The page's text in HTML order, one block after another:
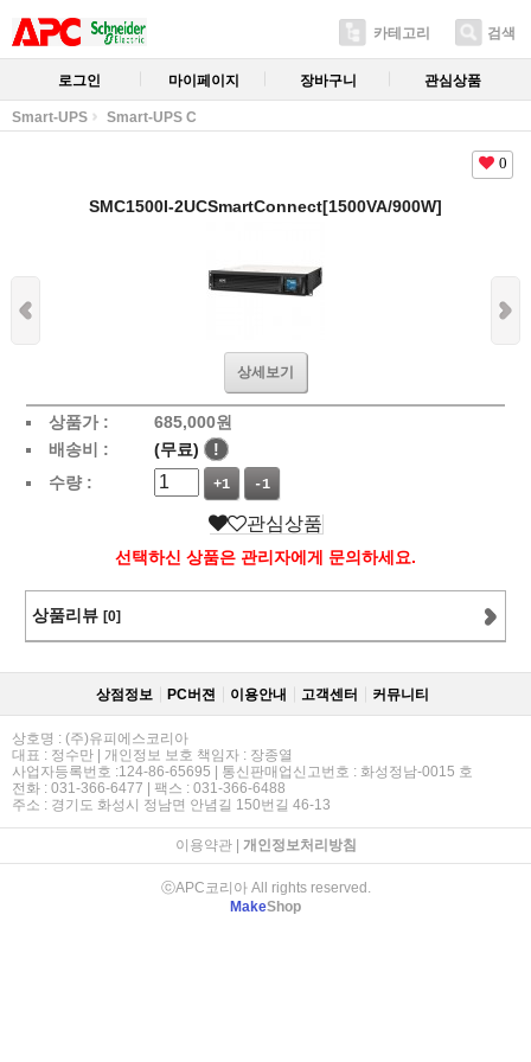
카테고리 검색
로그인 마이페이지 장바구니 관심상품
Smart-UPS Smart-UPS C
0
SMC1500I-2UCSmartConnect[1500VA/900W]
상세보기
상품가 : 685,000원
배송비 :
(무료)
!
수량 :
+1 -1
관심상품
선택하신 상품은 관리자에게 문의하세요.
상품리뷰 [0]
상점정보 PC버젼 이용안내 고객센터 커뮤니티
상호명 : (주)유피에스코리아
대표 : 정수만 | 개인정보 보호 책임자 : 장종열
사업자등록번호 :124-86-65695 | 통신판매업신고번호 : 화성정남-0015 호
전화 : 031-366-6477 | 팩스 : 031-366-6488
주소 : 경기도 화성시 정남면 안념길 150번길 46-13
이용약관| 개인정보처리방침
ⓒAPC코리아 All rights reserved.
MakeShop